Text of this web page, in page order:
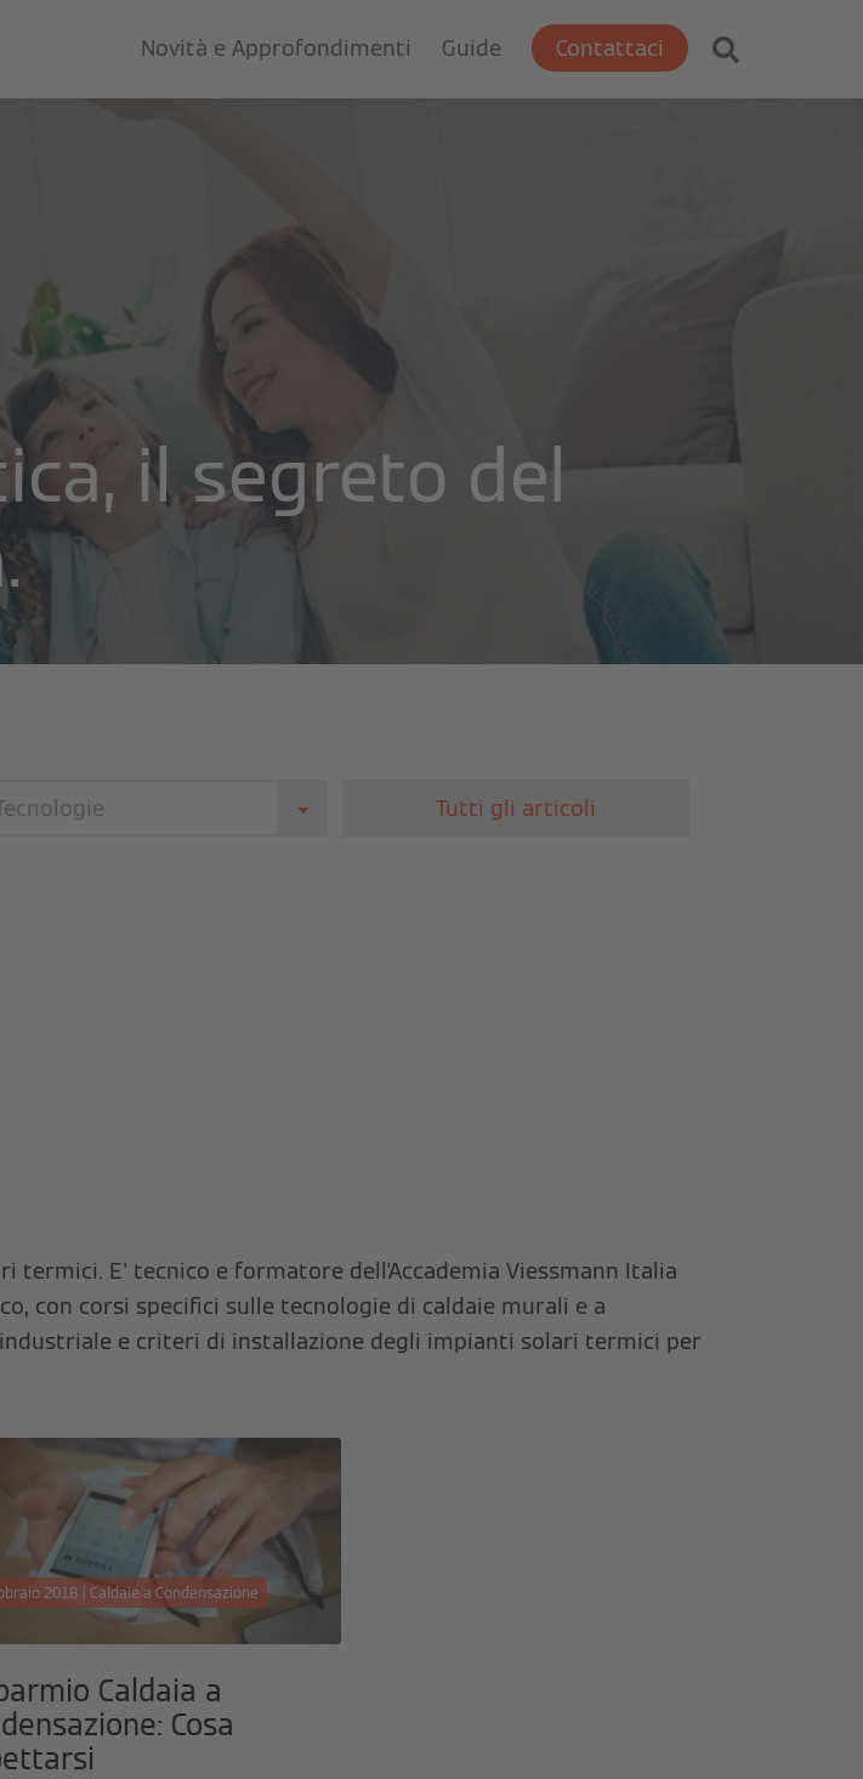
Novità e Approfondimenti Guide Contattaci
il segreto del
Tutti gli articoli
E' tecnico e formatore dell'Accademia Viessmann Italia
con corsi specifici sulle tecnologie di caldaie murali e a
e criteri di installazione degli impianti solari termici per
2018 | Caldaie a Condensazione
Caldaia a
Cosa